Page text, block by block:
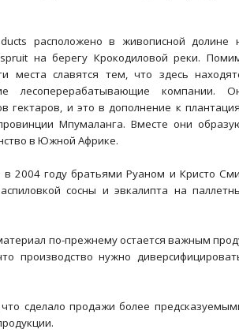
расположено в живописной долине
на берегу Крокодиловой реки.
места славятся тем, что здесь
лесоперерабатывающие компании.
гектаров, и это в дополнение к
Мпумаланга. Вместе они
в Южной Африке.
2004 году братьями Руаном и Кристо
сосны и эвкалипта на
по-прежнему остается важным
производство нужно
сделало продажи более